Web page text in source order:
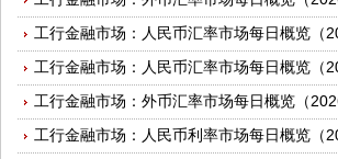
工行金融市场：人民币汇率市场每日概览（
工行金融市场：人民币汇率市场每日概览（
工行金融市场：外币汇率市场每日概览（
工行金融市场：人民币利率市场每日概览（